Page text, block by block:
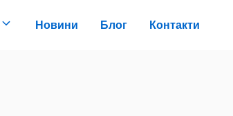
Новини Блог Контакти